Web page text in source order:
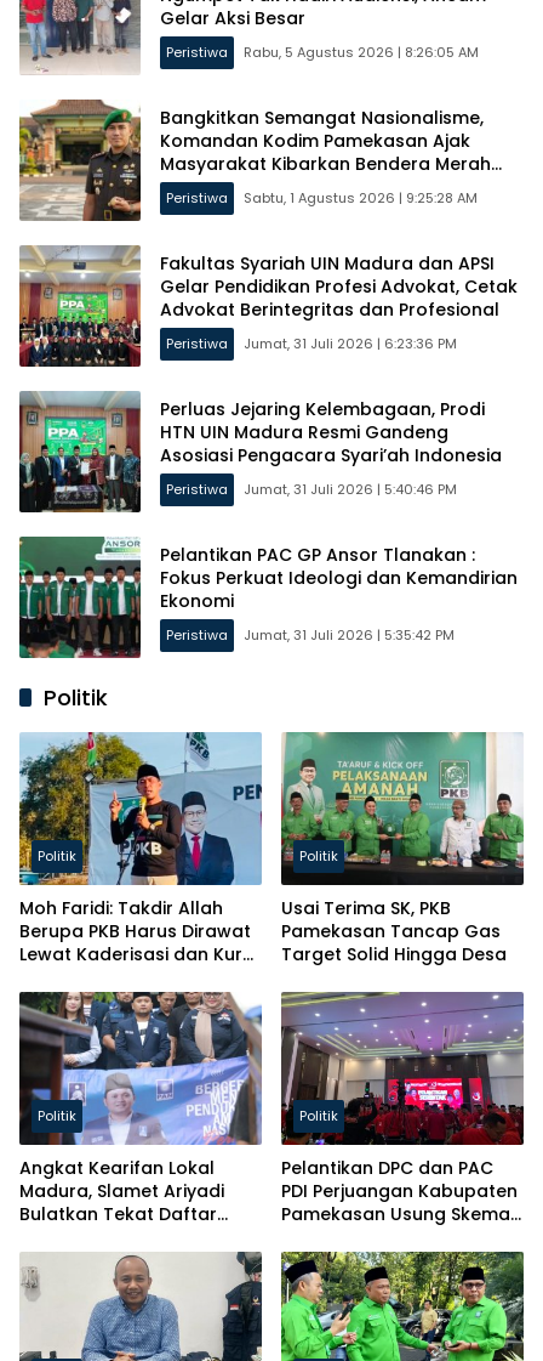
Gelar Aksi Besar
Peristiwa Rabu, 5 Agustus 2026 | 8:26:05 AM
Bangkitkan Semangat Nasionalisme,
Komandan Kodim Pamekasan Ajak
Masyarakat Kibarkan Bendera Merah
Putih
Peristiwa Sabtu, 1 Agustus 2026 | 9:25:28 AM
Fakultas Syariah UIN Madura dan APSI
Gelar Pendidikan Profesi Advokat, Cetak
Advokat Berintegritas dan Profesional
Peristiwa Jumat, 31 Juli 2026 | 6:23:36 PM
Perluas Jejaring Kelembagaan, Prodi
HTN UIN Madura Resmi Gandeng
Asosiasi Pengacara Syari’ah Indonesia
Peristiwa Jumat, 31 Juli 2026 | 5:40:46 PM
Pelantikan PAC GP Ansor Tlanakan :
Fokus Perkuat Ideologi dan Kemandirian
Ekonomi
Peristiwa Jumat, 31 Juli 2026 | 5:35:42 PM
Politik
Politik
Moh Faridi: Takdir Allah
Berupa PKB Harus Dirawat
Lewat Kaderisasi dan Kursi
Politik
Usai Terima SK, PKB
Pamekasan Tancap Gas
Target Solid Hingga Desa
Politik
Angkat Kearifan Lokal
Madura, Slamet Ariyadi
Bulatkan Tekat Daftar
Politik
Pelantikan DPC dan PAC
PDI Perjuangan Kabupaten
Pamekasan Usung Skema